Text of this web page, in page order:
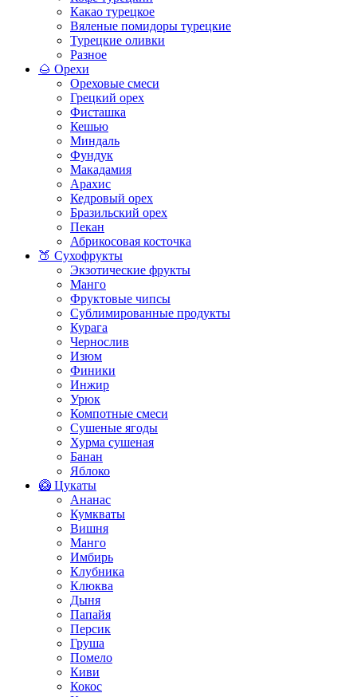
Какао турецкое
Вяленые помидоры турецкие
Турецкие оливки
Разное
🌰 Орехи
Ореховые смеси
Грецкий орех
Фисташка
Кешью
Миндаль
Фундук
Макадамия
Арахис
Кедровый орех
Бразильский орех
Пекан
Абрикосовая косточка
🍑 Сухофрукты
Экзотические фрукты
Манго
Фруктовые чипсы
Сублимированные продукты
Курага
Чернослив
Изюм
Финики
Инжир
Урюк
Компотные смеси
Сушеные ягоды
Хурма сушеная
Банан
Яблоко
🥝 Цукаты
Ананас
Кумкваты
Вишня
Манго
Имбирь
Клубника
Клюква
Дыня
Папайя
Персик
Груша
Помело
Киви
Кокос